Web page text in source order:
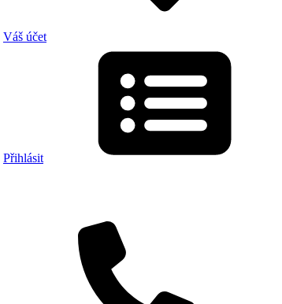
Váš účet
Přihlásit